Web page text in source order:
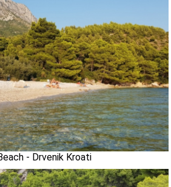
- Drvenik Kroati